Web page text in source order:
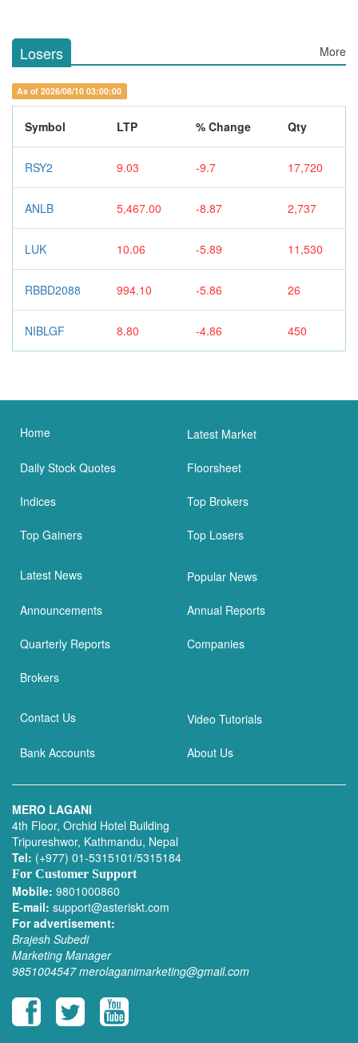
Losers More
As of 2026/08/10 03:00:00
Symbol LTP % Change Qty
RSY2 9.03 -9.7 17,720
ANLB 5,467.00 -8.87 2,737
LUK 10.06 -5.89 11,530
RBBD2088 994.10 -5.86 26
NIBLGF 8.80 -4.86 450
Home Latest Market
Daily Stock Quotes Floorsheet
Indices Top Brokers
Top Gainers Top Losers
Latest News Popular News
Announcements Annual Reports
Quarterly Reports Companies
Brokers
Contact Us Video Tutorials
Bank Accounts About Us
MERO LAGANI
4th Floor, Orchid Hotel Building
Tripureshwor, Kathmandu, Nepal
Tel: (+977) 01-5315101/5315184
For Customer Support
Mobile: 9801000860
E-mail: support@asteriskt.com
For advertisement:
Brajesh Subedi
Marketing Manager
9851004547 merolaganimarketing@gmail.com